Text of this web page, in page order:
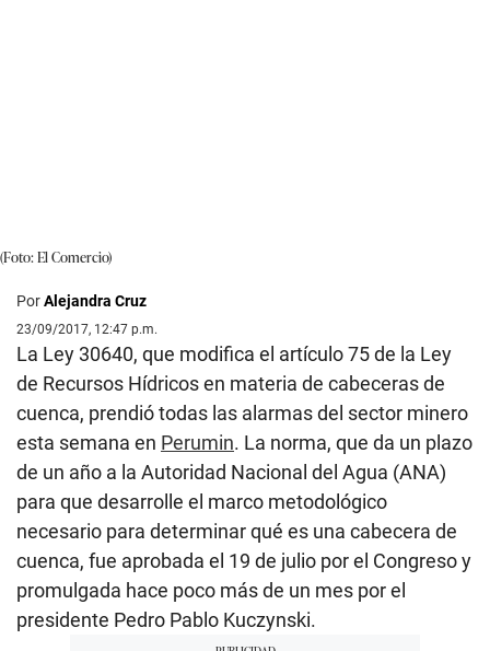
(Foto: El Comercio)
PorAlejandra Cruz
23/09/2017, 12:47 p.m.
La Ley 30640, que modifica el artículo 75 de la Ley
de Recursos Hídricos en materia de cabeceras de
cuenca, prendió todas las alarmas del sector minero
esta semana en Perumin. La norma, que da un plazo
de un año a la Autoridad Nacional del Agua (ANA)
para que desarrolle el marco metodológico
necesario para determinar qué es una cabecera de
cuenca, fue aprobada el 19 de julio por el Congreso y
promulgada hace poco más de un mes por el
presidente Pedro Pablo Kuczynski.